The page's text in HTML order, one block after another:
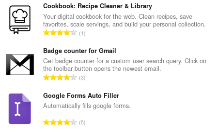
o
t
a
d
e
v
a
o
r
c
m
e
r
o
o
t
a
d
e
v
a
Cookbook: Recipe Cleaner & Library
Your digital cookbook for the web. Clean recipes, save
favorites, scale servings, and build your personal collection.
N
m
e
r
o
o
t
a
1
Badge counter for Gmail
Get badge counter for a custom user search query. Click on
the toolbar button opens the newest email.
N
m
e
o
3
Google Forms Auto Filler
Automatically fills google forms.
N5